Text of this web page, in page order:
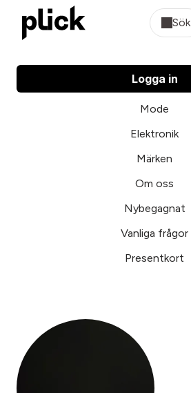
Sök
Logga in
Mode
Elektronik
Märken
Om oss
Nybegagnat
Vanliga frågor
Presentkort